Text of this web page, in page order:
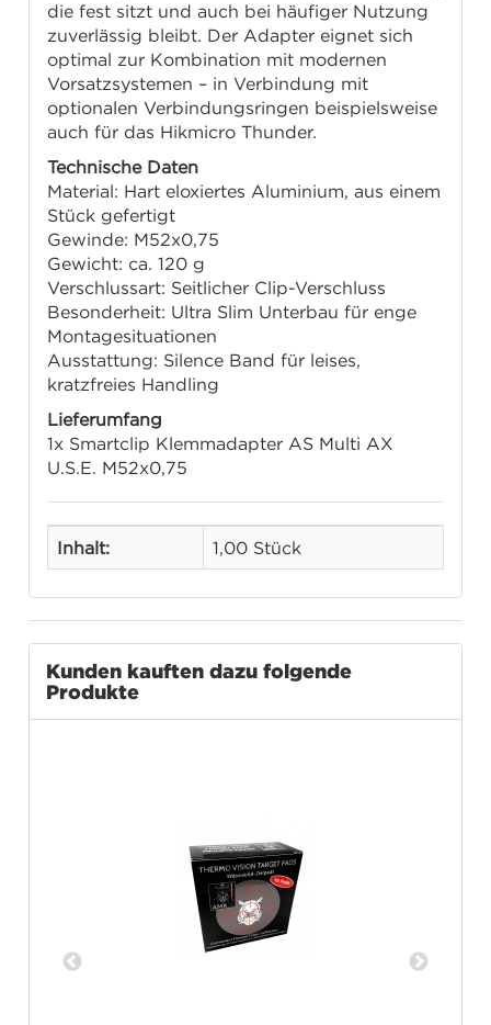
die fest sitzt und auch bei häufiger Nutzung
zuverlässig bleibt. Der Adapter eignet sich
optimal zur Kombination mit modernen
Vorsatzsystemen – in Verbindung mit
optionalen Verbindungsringen beispielsweise
auch für das Hikmicro Thunder.
Technische Daten
Material: Hart eloxiertes Aluminium, aus einem
Stück gefertigt
Gewinde: M52x0,75
Gewicht: ca. 120 g
Verschlussart: Seitlicher Clip-Verschluss
Besonderheit: Ultra Slim Unterbau für enge
Montagesituationen
Ausstattung: Silence Band für leises,
kratzfreies Handling
Lieferumfang
1x Smartclip Klemmadapter AS Multi AX
U.S.E. M52x0,75
Inhalt: 1,00 Stück
Kunden kauften dazu folgende
Produkte